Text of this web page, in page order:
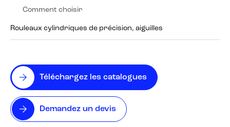
Téléchargez les catalogues
Demandez un devis
Comment choisir
Rouleaux cylindriques de précision, aiguilles